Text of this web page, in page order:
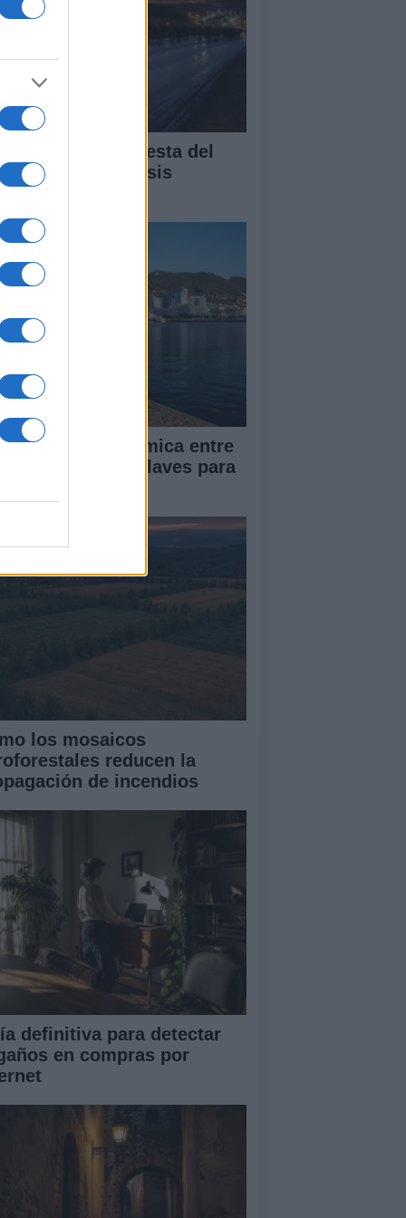
de la respuesta del
ante la crisis
en Ceuta
económica entre
y Gibraltar: Claves para
los mosaicos
reducen la
de incendios
definitiva para detectar
en compras por